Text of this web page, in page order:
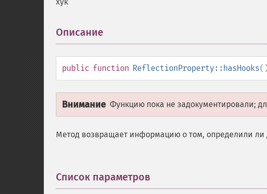
Описание
public function ReflectionProperty::hasHooks
Внимание Функцию пока не задокументировали;
Метод возвращает информацию о том, определили ли
Список параметров